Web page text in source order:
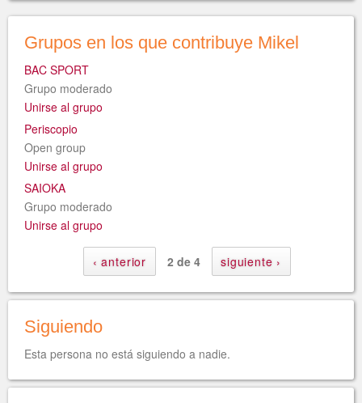
Grupos en los que contribuye Mikel
BAC SPORT
Grupo moderado
Unirse al grupo
Periscopio
Open group
Unirse al grupo
SAIOKA
Grupo moderado
Unirse al grupo
‹ anterior 2 de 4 siguiente ›
Siguiendo
Esta persona no está siguiendo a nadie.